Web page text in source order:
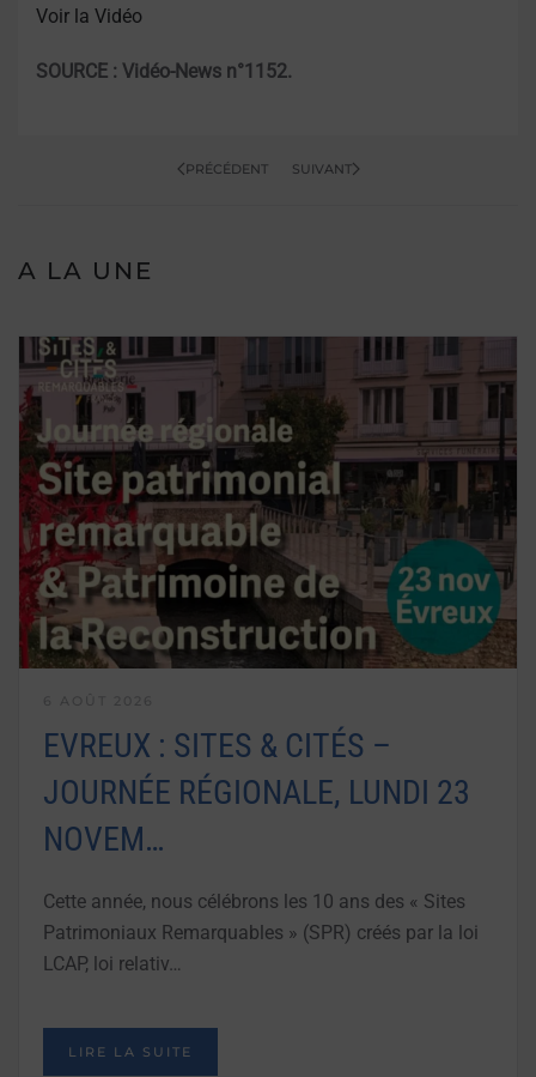
Voir la Vidéo
SOURCE : Vidéo-News n°1152.
PRÉCÉDENT SUIVANT
A LA UNE
EVREUX : SITES & CITÉS –
JOURNÉE RÉGIONALE, LUNDI 23
NOVEM…
Cette année, nous célébrons les 10 ans des « Sites
Patrimoniaux Remarquables » (SPR) créés par la loi
LCAP, loi relativ…
LIRE LA SUITE